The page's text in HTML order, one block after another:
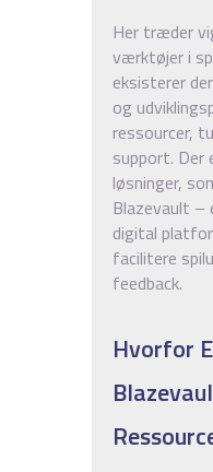
Her træder
værktøjer i
eksisterer
og
ressourcer,
support. Der
løsninger,
Blazevault –
digital
facilitere
feedback.
Hvorfor